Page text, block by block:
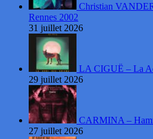
Christian
Rennes 2002
31 juillet 2026
LA CIGUË – La
29 juillet 2026
CARMINA –
27 juillet 2026